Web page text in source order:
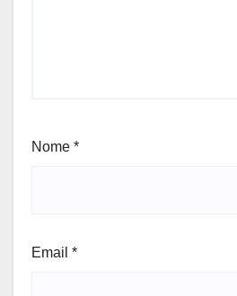
Nome *
Email *